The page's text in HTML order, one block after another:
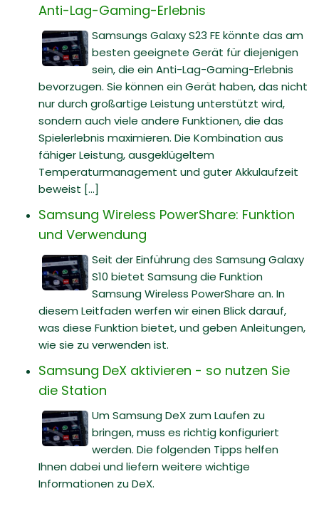
Anti-Lag-Gaming-Erlebnis
Samsungs Galaxy S23 FE könnte das am
besten geeignete Gerät für diejenigen
sein, die ein Anti-Lag-Gaming-Erlebnis
bevorzugen. Sie können ein Gerät haben, das nicht
nur durch großartige Leistung unterstützt wird,
sondern auch viele andere Funktionen, die das
Spielerlebnis maximieren. Die Kombination aus
fähiger Leistung, ausgeklügeltem
Temperaturmanagement und guter Akkulaufzeit
beweist [...]
Samsung Wireless PowerShare: Funktion
und Verwendung
Seit der Einführung des Samsung Galaxy
S10 bietet Samsung die Funktion
Samsung Wireless PowerShare an. In
diesem Leitfaden werfen wir einen Blick darauf,
was diese Funktion bietet, und geben Anleitungen,
wie sie zu verwenden ist.
Samsung DeX aktivieren - so nutzen Sie
die Station
Um Samsung DeX zum Laufen zu
bringen, muss es richtig konfiguriert
werden. Die folgenden Tipps helfen
Ihnen dabei und liefern weitere wichtige
Informationen zu DeX.